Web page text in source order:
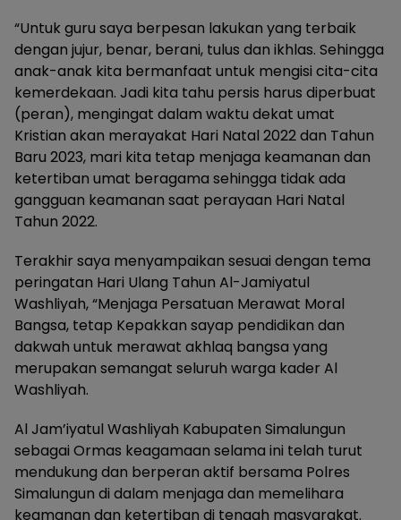
“Untuk guru saya berpesan lakukan yang terbaik
dengan jujur, benar, berani, tulus dan ikhlas. Sehingga
anak-anak kita bermanfaat untuk mengisi cita-cita
kemerdekaan. Jadi kita tahu persis harus diperbuat
(peran), mengingat dalam waktu dekat umat
Kristian akan merayakat Hari Natal 2022 dan Tahun
Baru 2023, mari kita tetap menjaga keamanan dan
ketertiban umat beragama sehingga tidak ada
gangguan keamanan saat perayaan Hari Natal
Tahun 2022.
Terakhir saya menyampaikan sesuai dengan tema
peringatan Hari Ulang Tahun Al-Jamiyatul
Washliyah, “Menjaga Persatuan Merawat Moral
Bangsa, tetap Kepakkan sayap pendidikan dan
dakwah untuk merawat akhlaq bangsa yang
merupakan semangat seluruh warga kader Al
Washliyah.
Al Jam’iyatul Washliyah Kabupaten Simalungun
sebagai Ormas keagamaan selama ini telah turut
mendukung dan berperan aktif bersama Polres
Simalungun di dalam menjaga dan memelihara
keamanan dan ketertiban di tengah masyarakat.